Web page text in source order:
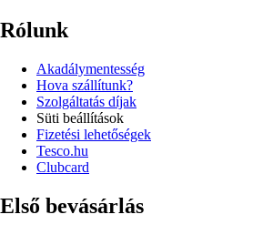
Rólunk
Akadálymentesség
Hova szállítunk?
Szolgáltatás díjak
Süti beállítások
Fizetési lehetőségek
Tesco.hu
Clubcard
Első bevásárlás